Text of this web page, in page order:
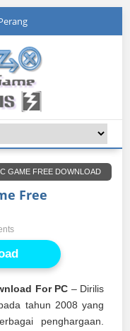
GAME FREE DOWNLOAD
Free
For PC – Dirilis
tahun 2008 yang
penghargaan.